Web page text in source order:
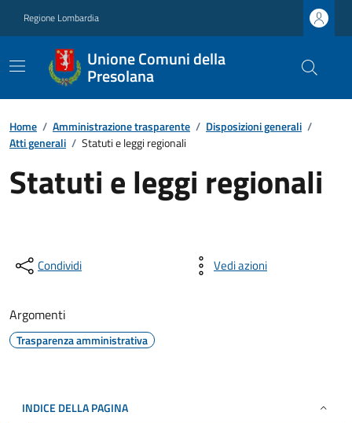
Regione Lombardia
Unione Comuni della
Presolana
Home / Amministrazione trasparente / Disposizioni generali /
Atti generali / Statuti e leggi regionali
Statuti e leggi regionali
Condividi Vedi azioni
Argomenti
Trasparenza amministrativa
INDICE DELLA PAGINA